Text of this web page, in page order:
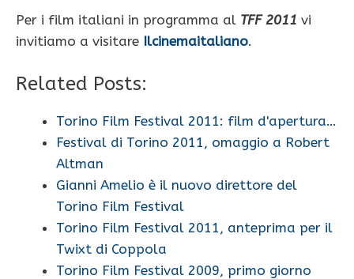
Per i film italiani in programma al TFF 2011 vi
invitiamo a visitare Ilcinemaitaliano.
Related Posts:
Torino Film Festival 2011: film d'apertura…
Festival di Torino 2011, omaggio a Robert
Altman
Gianni Amelio è il nuovo direttore del
Torino Film Festival
Torino Film Festival 2011, anteprima per il
Twixt di Coppola
Torino Film Festival 2009, primo giorno